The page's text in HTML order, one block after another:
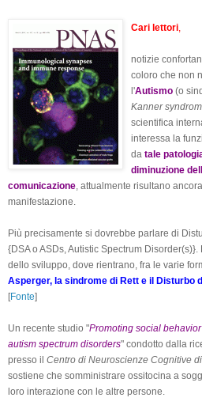
Cari lettori
notizie
coloro che non
l'Autismo (o
Kanner
scientifica
interessa la
da tale
diminuzione
comunicazione , attualmente risultano
manifestazione.
Più precisamente si dovrebbe parlare di
{DSA o ASDs, Autistic Spectrum
dello sviluppo, dove rientrano, fra le varie
Asperger, la sindrome di Rett e il Disturbo
[Fonte]
Un recente studio "Promoting social
autism spectrum disorders" condotto dalla
presso il Centro di Neuroscienze Cognitive
sostiene che somministrare ossitocina a
loro interazione con le altre persone.